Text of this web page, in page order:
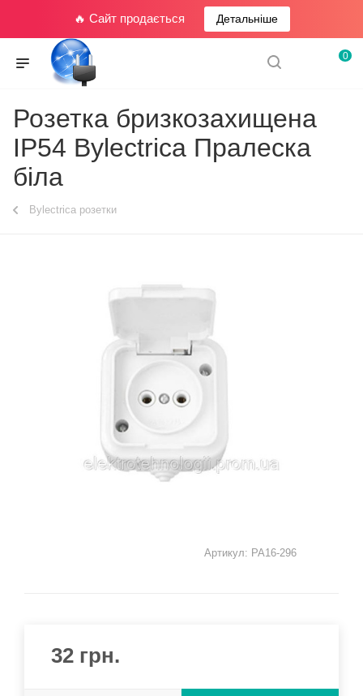
🔥 Сайт продається Детальніше
0
Розетка бризкозахищена
IP54 Bylectrica Пралеска
біла
Bylectrica розетки
Артикул: РА16-296
32 грн.